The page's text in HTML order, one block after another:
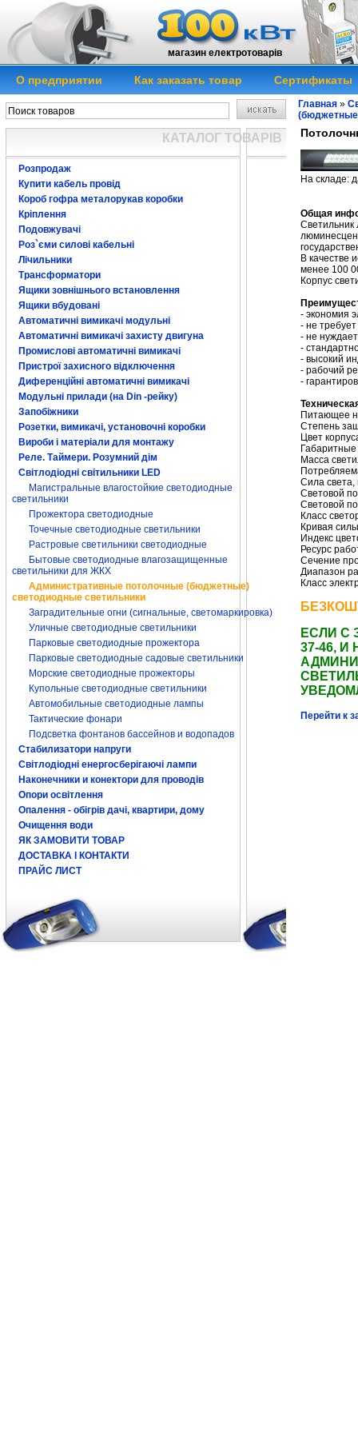
магазин електротоварів
О предприятии Как заказать товар Сертификаты
КАТАЛОГ ТОВАРІВ
Розпродаж
Купити кабель провід
Короб гофра металорукав коробки
Кріплення
Подовжувачі
Роз`єми силові кабельні
Лічильники
Трансформатори
Ящики зовнішнього встановлення
Ящики вбудовані
Автоматичні вимикачі модульні
Автоматичні вимикачі захисту двигуна
Промислові автоматичні вимикачі
Пристрої захисного відключення
Диференційні автоматичні вимикачі
Модульні прилади (на Din -рейку)
Запобіжники
Розетки, вимикачі, установочні коробки
Вироби і матеріали для монтажу
Реле. Таймери. Розумний дім
Світлодіодні світильники LED
Магистральные влагостойкие светодиодные
светильники
Прожектора светодиодные
Точечные светодиодные светильники
Растровые светильники светодиодные
Бытовые светодиодные влагозащищенные
светильники для ЖКХ
Административные потолочные (бюджетные)
светодиодные светильники
Заградительные огни (сигнальные, светомаркировка)
Уличные светодиодные светильники
Парковые светодиодные прожектора
Парковые светодиодные садовые светильники
Морские светодиодные прожекторы
Купольные светодиодные светильники
Автомобильные светодиодные лампы
Тактические фонари
Подсветка фонтанов бассейнов и водопадов
Стабилизатори напруги
Світлодіодні енергосберігаючі лампи
Наконечники и конектори для проводів
Опори освітлення
Опалення - обігрів дачі, квартири, дому
Очищення води
ЯК ЗАМОВИТИ ТОВАР
ДОСТАВКА І КОНТАКТИ
ПРАЙС ЛИСТ
Главная »
На складе:
Общая
Светильник
В качестве
менее 100
Корпус
- экономия
- не
- не
-
- высокий
- рабочий
-
Питающее
Степень
Цвет
Масса
Сила света,
Световой
Световой
Класс
Кривая
Индекс
Ресурс
Сечение
Диапазон
Класс
ЕСЛИ С
37-46,
Перейти к